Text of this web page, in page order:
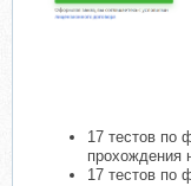
17 тестов по
прохождения
17 тестов по